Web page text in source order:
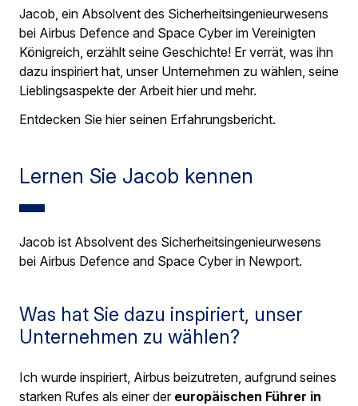
Jacob, ein Absolvent des Sicherheitsingenieurwesens
bei Airbus Defence and Space Cyber im Vereinigten
Königreich, erzählt seine Geschichte! Er verrät, was ihn
dazu inspiriert hat, unser Unternehmen zu wählen, seine
Lieblingsaspekte der Arbeit hier und mehr.
Entdecken Sie hier seinen Erfahrungsbericht.
Lernen Sie Jacob kennen
Jacob ist Absolvent des Sicherheitsingenieurwesens
bei Airbus Defence and Space Cyber in Newport.
Was hat Sie dazu inspiriert, unser
Unternehmen zu wählen?
Ich wurde inspiriert, Airbus beizutreten, aufgrund seines
starken Rufes als einer der europäischen Führer in